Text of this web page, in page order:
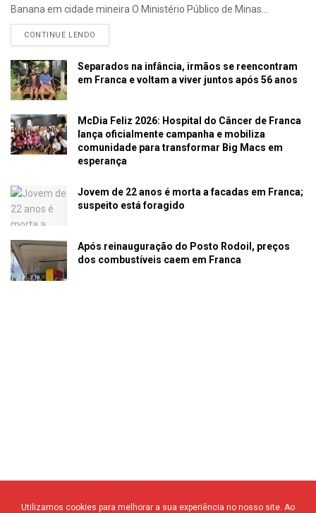
Banana em cidade mineira O Ministério Público de Minas...
CONTINUE LENDO
Separados na infância, irmãos se reencontram
em Franca e voltam a viver juntos após 56 anos
McDia Feliz 2026: Hospital do Câncer de Franca
lança oficialmente campanha e mobiliza
comunidade para transformar Big Macs em
esperança
Jovem de 22 anos é morta a facadas em Franca;
suspeito está foragido
Após reinauguração do Posto Rodoil, preços
dos combustíveis caem em Franca